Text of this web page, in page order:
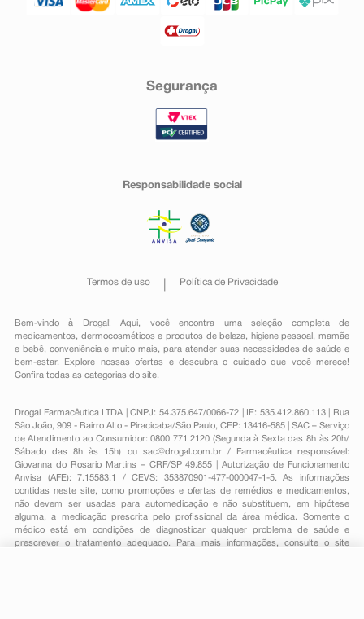
Segurança
Responsabilidade social
Termos de uso Política de Privacidade
Bem-vindo à Drogal! Aqui, você encontra uma seleção completa de
medicamentos , dermocosméticos e produtos de beleza, higiene pessoal ,mamãe
e bebê, conveniênciae muito mais, para atender suas necessidades de saúde e
bem-estar. Explore nossas ofertas e descubra o cuidado que você merece!
Confira todas as categorias do site.
Drogal Farmacêutica LTDA | CNPJ: 54.375.647/0066-72 | IE: 535.412.860.113 | Rua
São João, 909 - Bairro Alto - Piracicaba/São Paulo, CEP: 13416-585 | SAC – Serviço
de Atendimento ao Consumidor: 0800 771 2120 (Segunda à Sexta das 8h às 20h/
Sábado das 8h às 15h) ou sac@drogal.com.br/ Farmacêutica responsável:
Giovanna do Rosario Martins – CRF/SP 49.855 | Autorização de Funcionamento
Anvisa (AFE): 7.15583.1 / CEVS: 353870901-477-000047-1-5. As informações
contidas neste site, como promoções e ofertas de remédios e medicamentos,
não devem ser usadas para automedicação e não substituem, em hipótese
alguma, a medicação prescrita pelo profissional da área médica. Somente o
médico está em condições de diagnosticar qualquer problema de saúde e
prescrever o tratamento adequado. Para mais informações, consulte o site